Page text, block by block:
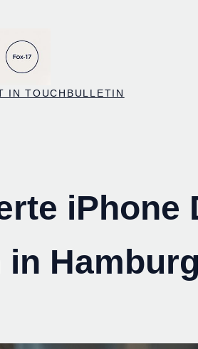
IN TOUCH BULLETIN
iPhone
Hamburg